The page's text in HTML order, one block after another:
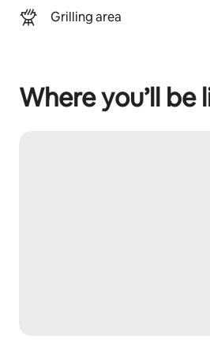
Grilling area
Where you’ll be